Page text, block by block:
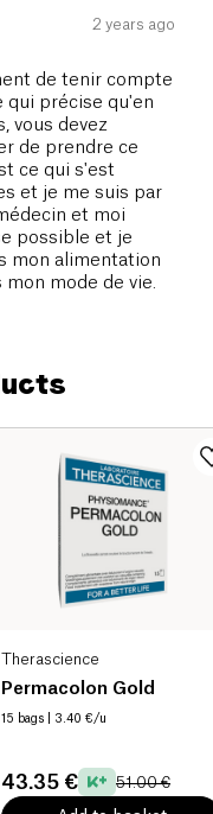
2 years ago
de tenir compte
qui précise qu'en
vous devez
de prendre ce
ce qui s'est
et je me suis par
et moi
possible et je
mon alimentation
mode de vie.
Therascience
Permacolon Gold
15 bags | 3.40 €/u
43.35 € 51.00 €